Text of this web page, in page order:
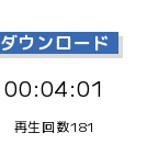
ダウンロード
00:04:01
再生回数181